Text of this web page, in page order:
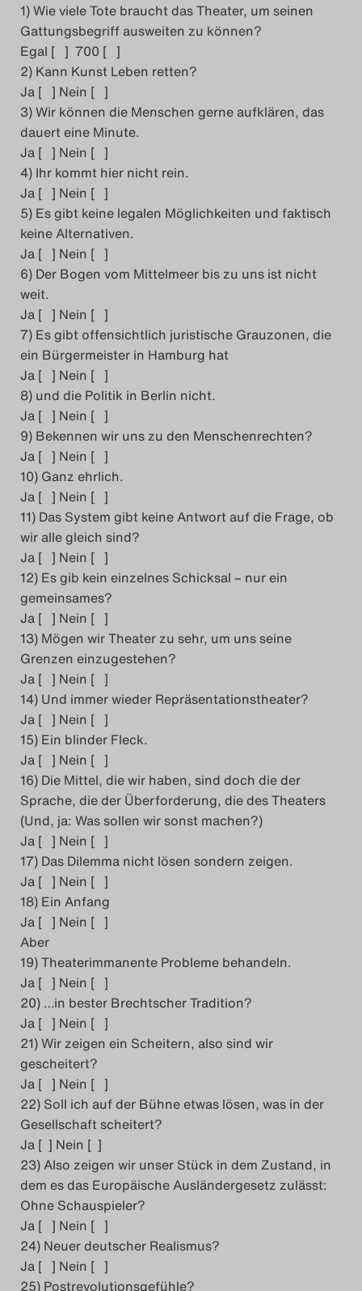
1) Wie viele Tote braucht das Theater, um seinen
Gattungsbegriff ausweiten zu können?
Egal [ ] 700 [ ]
2) Kann Kunst Leben retten?
Ja [ ] Nein [ ]
3) Wir können die Menschen gerne aufklären, das
dauert eine Minute.
Ja [ ] Nein [ ]
4) Ihr kommt hier nicht rein.
Ja [ ] Nein [ ]
5) Es gibt keine legalen Möglichkeiten und faktisch
keine Alternativen.
Ja [ ] Nein [ ]
6) Der Bogen vom Mittelmeer bis zu uns ist nicht
weit.
Ja [ ] Nein [ ]
7) Es gibt offensichtlich juristische Grauzonen, die
ein Bürgermeister in Hamburg hat
Ja [ ] Nein [ ]
8) und die Politik in Berlin nicht.
Ja [ ] Nein [ ]
9) Bekennen wir uns zu den Menschenrechten?
Ja [ ] Nein [ ]
10) Ganz ehrlich.
Ja [ ] Nein [ ]
11) Das System gibt keine Antwort auf die Frage, ob
wir alle gleich sind?
Ja [ ] Nein [ ]
12) Es gib kein einzelnes Schicksal – nur ein
gemeinsames?
Ja [ ] Nein [ ]
13) Mögen wir Theater zu sehr, um uns seine
Grenzen einzugestehen?
Ja [ ] Nein [ ]
14) Und immer wieder Repräsentationstheater?
Ja [ ] Nein [ ]
15) Ein blinder Fleck.
Ja [ ] Nein [ ]
16) Die Mittel, die wir haben, sind doch die der
Sprache, die der Überforderung, die des Theaters
(Und, ja: Was sollen wir sonst machen?)
Ja [ ] Nein [ ]
17) Das Dilemma nicht lösen sondern zeigen.
Ja [ ] Nein [ ]
18) Ein Anfang
Ja [ ] Nein [ ]
Aber
19) Theaterimmanente Probleme behandeln.
Ja [ ] Nein [ ]
20) …in bester Brechtscher Tradition?
Ja [ ] Nein [ ]
21) Wir zeigen ein Scheitern, also sind wir
gescheitert?
Ja [ ] Nein [ ]
22) Soll ich auf der Bühne etwas lösen, was in der
Gesellschaft scheitert?
Ja [ ] Nein [ ]
23) Also zeigen wir unser Stück in dem Zustand, in
dem es das Europäische Ausländergesetz zulässt:
Ohne Schauspieler?
Ja [ ] Nein [ ]
24) Neuer deutscher Realismus?
Ja [ ] Nein [ ]
25) Postrevolutionsgefühle?